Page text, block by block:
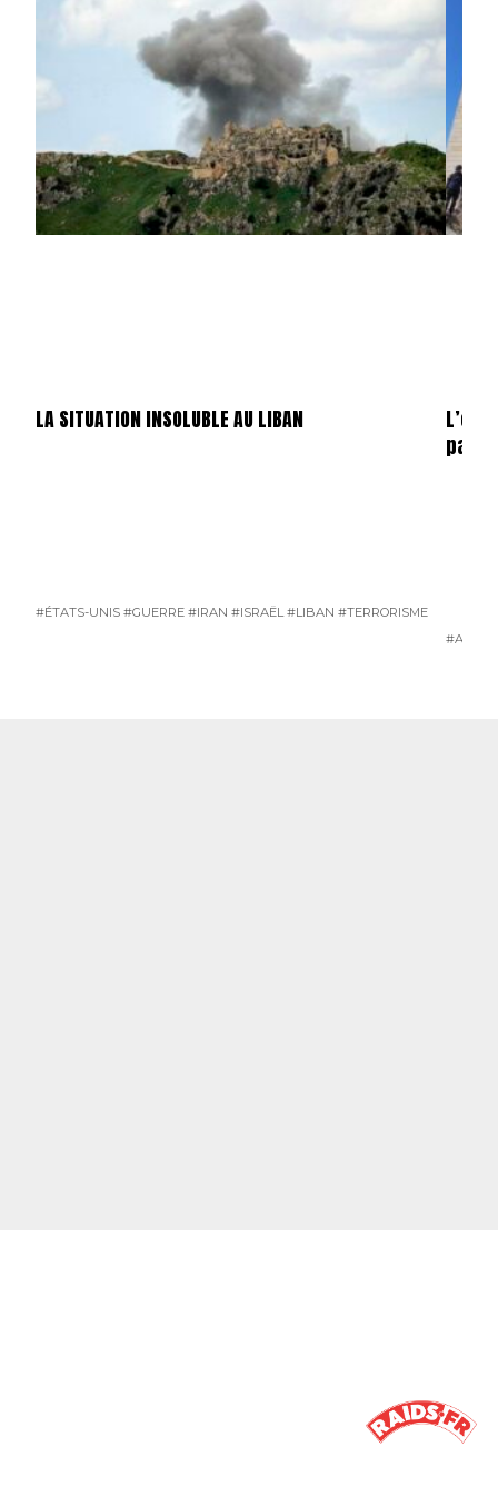
LA SITUATION INSOLUBLE AU LIBAN
#ÉTATS-UNIS #GUERRE #IRAN #ISRAËL #LIBAN #TERRORISME
par